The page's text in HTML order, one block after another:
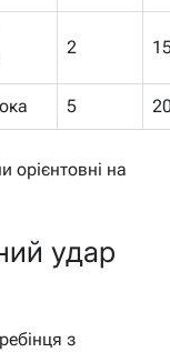
2
5
орієнтовні на
удар
з